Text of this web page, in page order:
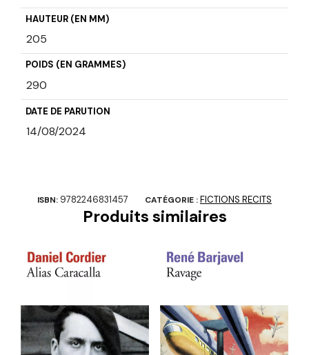
HAUTEUR (EN MM)
205
POIDS (EN GRAMMES)
290
DATE DE PARUTION
14/08/2024
ISBN: 9782246831457 CATÉGORIE :FICTIONS RECITS
Produits similaires